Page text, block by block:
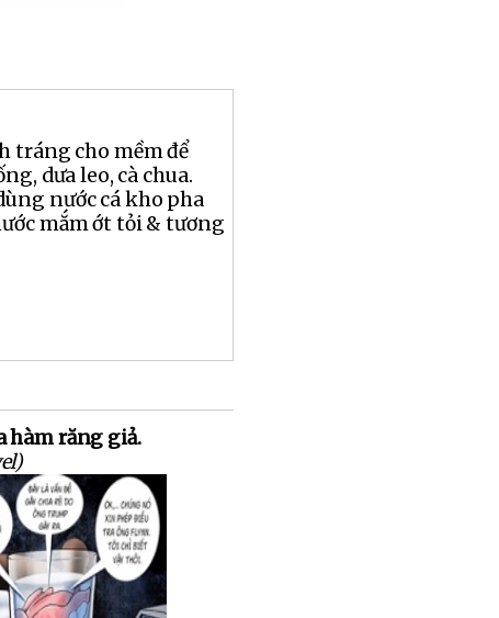
tráng cho mềm để
dưa leo, cà chua.
nước cá kho pha
mắm ớt tỏi & tương
hàm răng giả.